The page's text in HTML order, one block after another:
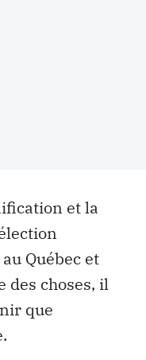
et la
Québec et
des choses, il
que